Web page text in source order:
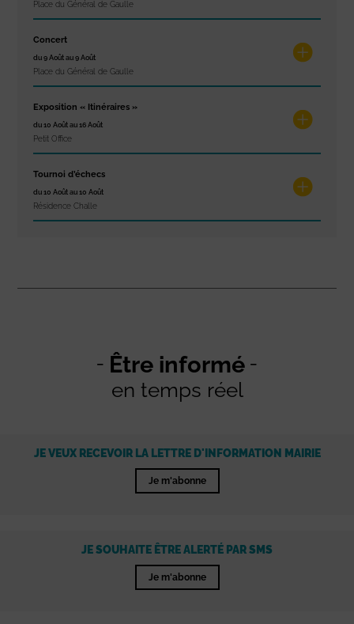
Place du Général de Gaulle
Concert
du 9 Août au 9 Août
Place du Général de Gaulle
Exposition « Itinéraires »
du 10 Août au 16 Août
Petit Office
Tournoi d’échecs
du 10 Août au 10 Août
Résidence Challe
Être informé
en temps réel
JE VEUX RECEVOIR LA LETTRE D'INFORMATION MAIRIE
Je m'abonne
JE SOUHAITE ÊTRE ALERTÉ PAR SMS
Je m'abonne